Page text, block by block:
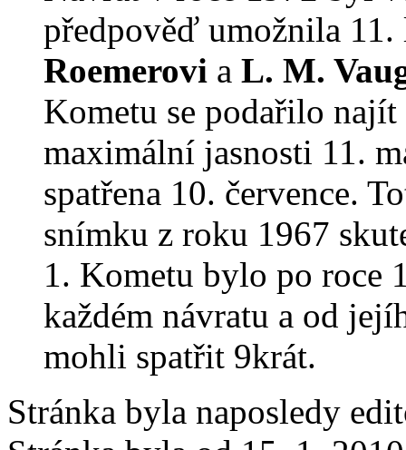
předpověď umožnila 11.
Roemerovi a L. M.
Kometu se podařilo najít
maximální jasnosti 11.
spatřena 10. července.
snímku z roku 1967
1. Kometu bylo po roce
každém návratu a od
mohli spatřit 9krát.
Stránka byla naposledy